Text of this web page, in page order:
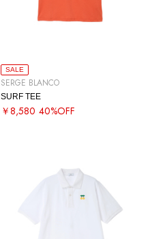
SALE
SERGE BLANCO
SURF TEE
￥8,580 40%OFF